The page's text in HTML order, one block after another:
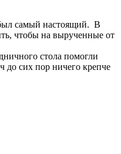
был самый настоящий. В
чтобы на вырученные от
стола помогли
до сих пор ничего крепче